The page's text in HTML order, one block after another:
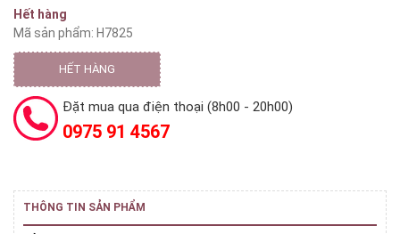
Hết hàng
Mã sản phẩm: H7825
HẾT HÀNG
Đặt mua qua điện thoại (8h00 - 20h00)
0975 91 4567
THÔNG TIN SẢN PHẨM